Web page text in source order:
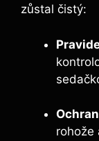
zůstal čistý:
rohože